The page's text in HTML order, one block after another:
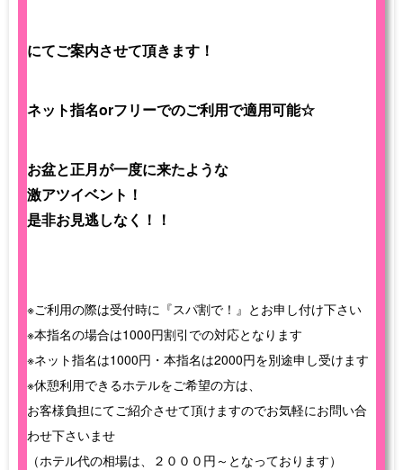
にてご案内させて頂きます！
ネット指名orフリーでのご利用で適用可能☆
お盆と正月が一度に来たような
激アツイベント！
是非お見逃しなく！！
※ご利用の際は受付時に『スパ割で！』とお申し付け下さい
※本指名の場合は1000円割引での対応となります
※ネット指名は1000円・本指名は2000円を別途申し受けます
※休憩利用できるホテルをご希望の方は、
お客様負担にてご紹介させて頂けますのでお気軽にお問い合
わせ下さいませ
（ホテル代の相場は、２０００円～となっております）